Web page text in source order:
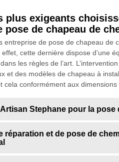
plus exigeants
pose de chapeau de
entreprise de pose de chapeau de
cette dernière dispose d’une
les règles de l’art.
et des modèles de chapeau à
cela conformément aux
Artisan Stephane pour la
réparation et de pose de